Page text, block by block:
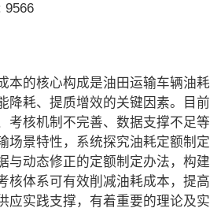
9566
本的核心构成是油田运输车辆油
降耗、提质增效的关键因素。目
考核机制不完善、数据支撑不足
场景特性，系统探究油耗定额制
与动态修正的定额制定办法，构
核体系可有效削减油耗成本，提
应实践支撑，有着重要的理论及